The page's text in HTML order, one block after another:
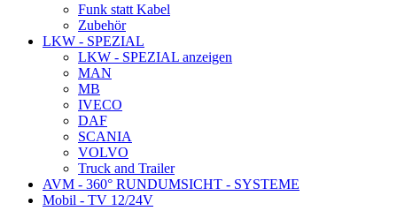
Funk statt Kabel
Zubehör
LKW - SPEZIAL
LKW - SPEZIAL anzeigen
MAN
MB
IVECO
DAF
SCANIA
VOLVO
Truck and Trailer
AVM - 360° RUNDUMSICHT - SYSTEME
Mobil - TV 12/24V